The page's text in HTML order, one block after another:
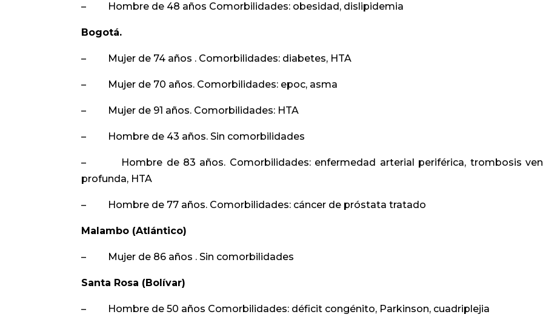
– Hombre de 48 años Comorbilidades: obesidad, dislipidemia
Bogotá.
– Mujer de 74 años . Comorbilidades: diabetes, HTA
– Mujer de 70 años. Comorbilidades: epoc, asma
– Mujer de 91 años. Comorbilidades: HTA
– Hombre de 43 años. Sin comorbilidades
– Hombre de 83 años. Comorbilidades: enfermedad arterial periférica, trombosis
profunda, HTA
– Hombre de 77 años. Comorbilidades: cáncer de próstata tratado
Malambo (Atlántico)
– Mujer de 86 años . Sin comorbilidades
Santa Rosa (Bolívar)
– Hombre de 50 años Comorbilidades: déficit congénito, Parkinson, cuadriplejia